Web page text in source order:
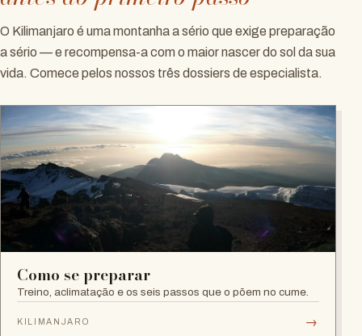
O Kilimanjaro é uma montanha a sério que exige preparação
a sério — e recompensa-a com o maior nascer do sol da sua
vida. Comece pelos nossos três dossiers de especialista.
Como se preparar
Treino, aclimatação e os seis passos que o põem no cume.
KILIMANJARO →